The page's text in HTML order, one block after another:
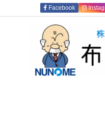
Facebook